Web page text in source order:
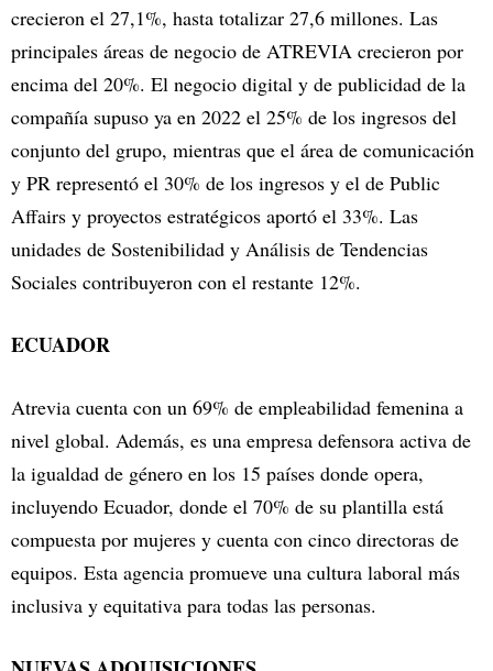
crecieron el 27,1%, hasta totalizar 27,6 millones. Las
principales áreas de negocio de ATREVIA crecieron por
encima del 20%. El negocio digital y de publicidad de la
compañía supuso ya en 2022 el 25% de los ingresos del
conjunto del grupo, mientras que el área de comunicación
y PR representó el 30% de los ingresos y el de Public
Affairs y proyectos estratégicos aportó el 33%. Las
unidades de Sostenibilidad y Análisis de Tendencias
Sociales contribuyeron con el restante 12%.
ECUADOR
Atrevia cuenta con un 69% de empleabilidad femenina a
nivel global. Además, es una empresa defensora activa de
la igualdad de género en los 15 países donde opera,
incluyendo Ecuador, donde el 70% de su plantilla está
compuesta por mujeres y cuenta con cinco directoras de
equipos. Esta agencia promueve una cultura laboral más
inclusiva y equitativa para todas las personas.